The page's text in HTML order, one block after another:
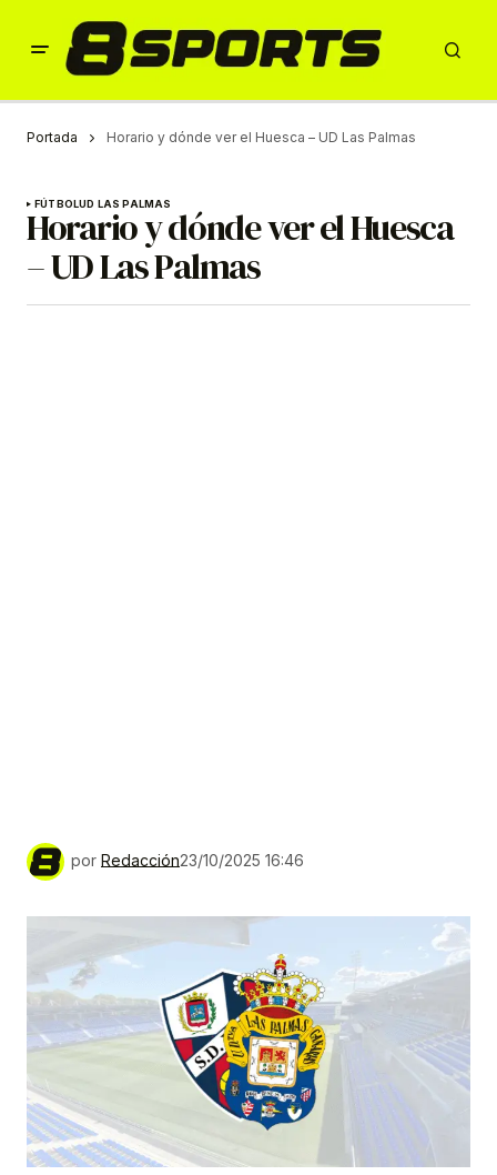
Portada Horario y dónde ver el Huesca – UD Las Palmas
FÚTBOLUD LAS PALMAS
Horario y dónde ver el Huesca
– UD Las Palmas
por Redacción23/10/2025 16:46